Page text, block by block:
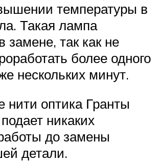
температуры в
Такая лампа
замене, так как не
более одного
нескольких минут.
нити оптика Гранты
никаких
до замены
детали.